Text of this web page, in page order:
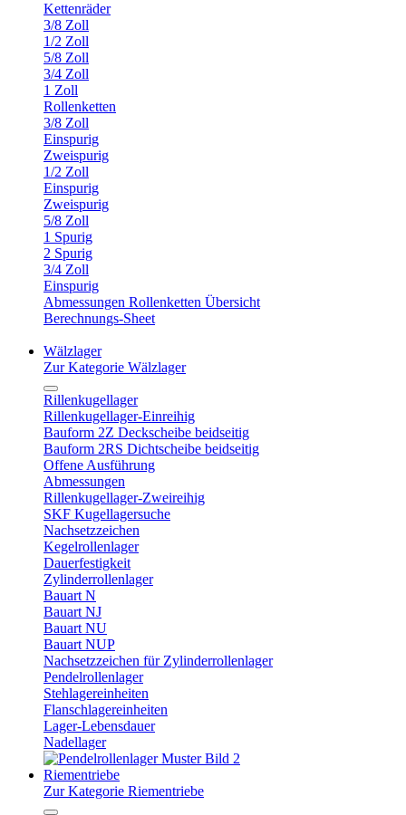
Kettenräder
3/8 Zoll
1/2 Zoll
5/8 Zoll
3/4 Zoll
1 Zoll
Rollenketten
3/8 Zoll
Einspurig
Zweispurig
1/2 Zoll
Einspurig
Zweispurig
5/8 Zoll
1 Spurig
2 Spurig
3/4 Zoll
Einspurig
Abmessungen Rollenketten Übersicht
Berechnungs-Sheet
Wälzlager
Zur Kategorie Wälzlager
Rillenkugellager
Rillenkugellager-Einreihig
Bauform 2Z Deckscheibe beidseitig
Bauform 2RS Dichtscheibe beidseitig
Offene Ausführung
Abmessungen
Rillenkugellager-Zweireihig
SKF Kugellagersuche
Nachsetzzeichen
Kegelrollenlager
Dauerfestigkeit
Zylinderrollenlager
Bauart N
Bauart NJ
Bauart NU
Bauart NUP
Nachsetzzeichen für Zylinderrollenlager
Pendelrollenlager
Stehlagereinheiten
Flanschlagereinheiten
Lager-Lebensdauer
Nadellager
Riementriebe
Zur Kategorie Riementriebe